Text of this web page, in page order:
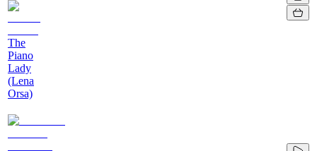
The
Piano
Lady
(Lena
Orsa)